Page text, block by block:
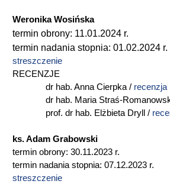
Weronika Wosińska
termin obrony: 11.01.2024 r.
termin nadania stopnia: 01.02.2024 r.
streszczenie
RECENZJE
dr hab. Anna Cierpka / recenzja
dr hab. Maria Straś-
prof. dr hab. Elżbieta Dryll /
ks. Adam Grabowski
termin obrony: 30.11.2023 r.
termin nadania stopnia: 07.12.2023 r.
streszczenie